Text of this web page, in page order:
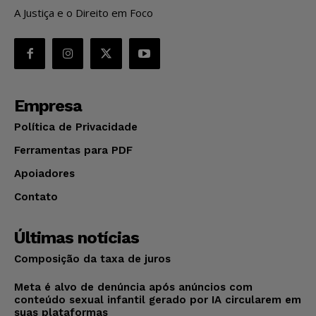
A Justiça e o Direito em Foco
Empresa
Política de Privacidade
Ferramentas para PDF
Apoiadores
Contato
Últimas notícias
Composição da taxa de juros
Meta é alvo de denúncia após anúncios com
conteúdo sexual infantil gerado por IA circularem em
suas plataformas